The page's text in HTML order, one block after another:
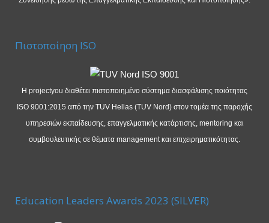
Πιστοποίηση ISO
Η projectyou διαθέτει πιστοποιημένο σύστημα διασφάλισης ποιότητας
ISO 9001:2015 από την TUV Hellas (TUV Nord) στον τομέα της παροχής
υπηρεσιών εκπαίδευσης, επαγγελματικής κατάρτισης, mentoring και
συμβουλευτικής σε θέματα management και επιχειρηματικότητας.
Education Leaders Awards 2023 (SILVER)